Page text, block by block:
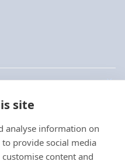
site
analyse information on
provide social media
content and